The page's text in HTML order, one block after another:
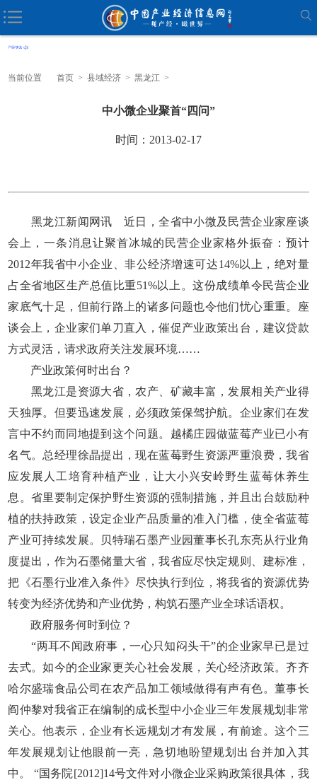
当前位置 首页 > 县域经济 > 黑龙江 >
中小微企业聚首“四问”
时间：2013-02-17
黑龙江新闻网讯 近日，全省中小微及民营企业家座谈
会上，一条消息让聚首冰城的民营企业家格外振奋：预计
2012年我省中小企业、非公经济增速可达14%以上，绝对量
占全省地区生产总值比重51%以上。这份成绩单令民营企业
家底气十足，但前行路上的诸多问题也令他们忧心重重。座
谈会上，企业家们单刀直入，催促产业政策出台，建议贷款
方式灵活，请求政府关注发展环境……
产业政策何时出台？
黑龙江是资源大省，农产、矿藏丰富，发展相关产业得
天独厚。但要迅速发展，必须政策保驾护航。企业家们在发
言中不约而同地提到这个问题。越橘庄园做蓝莓产业已小有
名气。总经理徐晶提出，现在蓝莓野生资源严重浪费，我省
应发展人工培育种植产业，让大小兴安岭野生蓝莓休养生
息。省里要制定保护野生资源的强制措施，并且出台鼓励种
植的扶持政策，设定企业产品质量的准入门槛，使全省蓝莓
产业可持续发展。贝特瑞石墨产业园董事长孔东亮从行业角
度提出，作为石墨储量大省，我省应尽快定规则、建标准，
把《石墨行业准入条件》尽快执行到位，将我省的资源优势
转变为经济优势和产业优势，构筑石墨产业全球话语权。
政府服务何时到位？
“两耳不闻政府事，一心只知闷头干”的企业家早已是过
去式。如今的企业家更关心社会发展，关心经济政策。齐齐
哈尔盛瑞食品公司在农产品加工领域做得有声有色。董事长
阎仲黎对我省正在编制的成长型中小企业三年发展规划非常
关心。他表示，企业有长远规划才有发展，有前途。这个三
年发展规划让他眼前一亮，急切地盼望规划出台并加入其
中。 “国务院[2012]14号文件对小微企业采购政策很具体，我